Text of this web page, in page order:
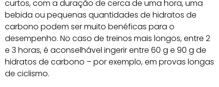
curtos, com a duração de cerca de uma hora, uma
bebida ou pequenas quantidades de hidratos de
carbono podem ser muito benéficas para o
desempenho. No caso de treinos mais longos, entre 2
e 3 horas, é aconselhável ingerir entre 60 g e 90 g de
hidratos de carbono – por exemplo, em provas longas
de ciclismo.